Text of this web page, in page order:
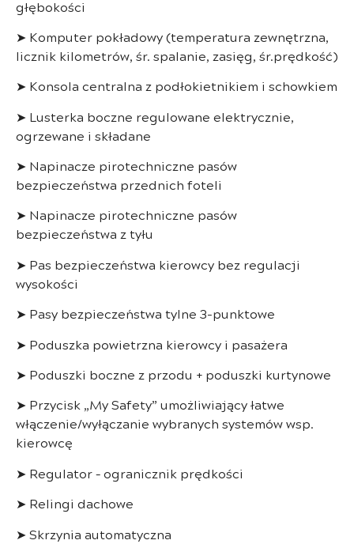
głębokości
➤ Komputer pokładowy (temperatura zewnętrzna,
licznik kilometrów, śr. spalanie, zasięg, śr.prędkość)
➤ Konsola centralna z podłokietnikiem i schowkiem
➤ Lusterka boczne regulowane elektrycznie,
ogrzewane i składane
➤ Napinacze pirotechniczne pasów
bezpieczeństwa przednich foteli
➤ Napinacze pirotechniczne pasów
bezpieczeństwa z tyłu
➤ Pas bezpieczeństwa kierowcy bez regulacji
wysokości
➤ Pasy bezpieczeństwa tylne 3-punktowe
➤ Poduszka powietrzna kierowcy i pasażera
➤ Poduszki boczne z przodu + poduszki kurtynowe
➤ Przycisk „My Safety” umożliwiający łatwe
włączenie/wyłączanie wybranych systemów wsp.
kierowcę
➤ Regulator – ogranicznik prędkości
➤ Relingi dachowe
➤ Skrzynia automatyczna